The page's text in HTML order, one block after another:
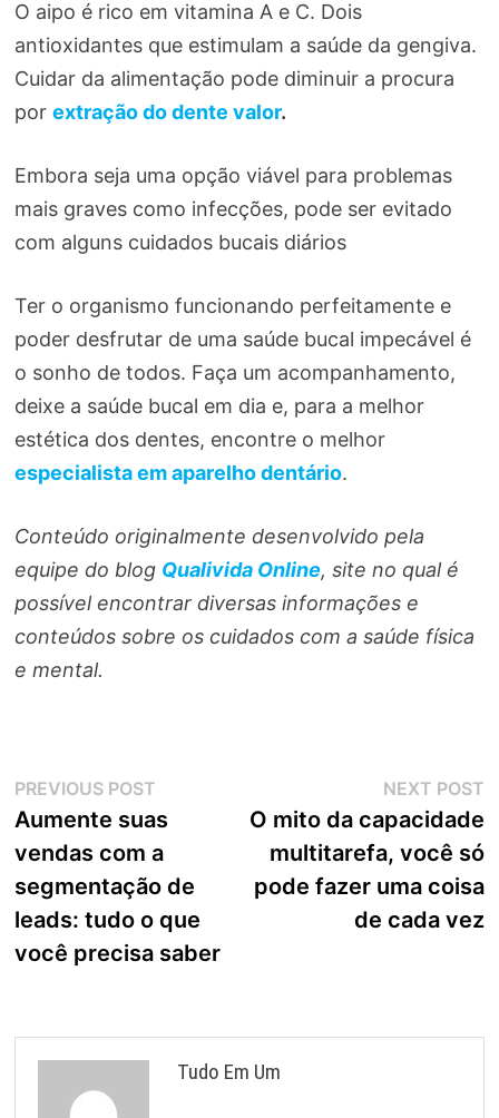
O aipo é rico em vitamina A e C. Dois
antioxidantes que estimulam a saúde da gengiva.
Cuidar da alimentação pode diminuir a procura
por extração do dente valor.
Embora seja uma opção viável para problemas
mais graves como infecções, pode ser evitado
com alguns cuidados bucais diários
Ter o organismo funcionando perfeitamente e
poder desfrutar de uma saúde bucal impecável é
o sonho de todos. Faça um acompanhamento,
deixe a saúde bucal em dia e, para a melhor
estética dos dentes, encontre o melhor
especialista em aparelho dentário.
Conteúdo originalmente desenvolvido pela
equipe do blog Qualivida Online, site no qual é
possível encontrar diversas informações e
conteúdos sobre os cuidados com a saúde física
e mental.
Navegação
de
Post
PREVIOUS POSTPrevious
post:
Aumente suas
vendas com a
segmentação de
leads: tudo o que
você precisa saber
NEXT POST
O mito da capacidade
multitarefa, você só
pode fazer uma coisa
de cada vez
Tudo Em Um